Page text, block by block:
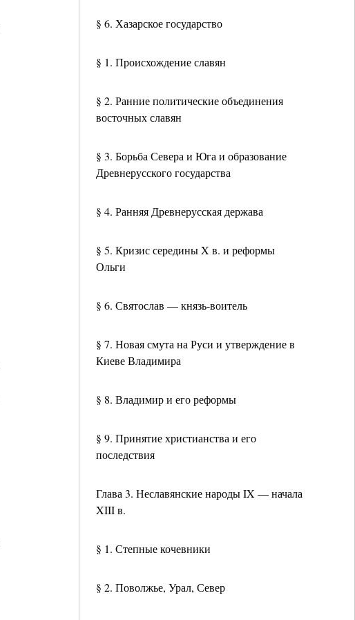
§ 6. Хазарское государство
§ 1. Происхождение славян
§ 2. Ранние политические объединения
восточных славян
§ 3. Борьба Севера и Юга и образование
Древнерусского государства
§ 4. Ранняя Древнерусская держава
§ 5. Кризис середины X в. и реформы
Ольги
§ 6. Святослав — князь-воитель
§ 7. Новая смута на Руси и утверждение в
Киеве Владимира
§ 8. Владимир и его реформы
§ 9. Принятие христианства и его
последствия
Глава 3. Неславянские народы IX — начала
XIII в.
§ 1. Степные кочевники
§ 2. Поволжье, Урал, Север